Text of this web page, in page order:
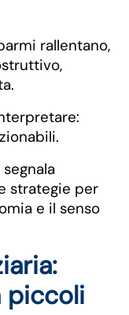
rallentano,
strategie per
e il senso
piccoli